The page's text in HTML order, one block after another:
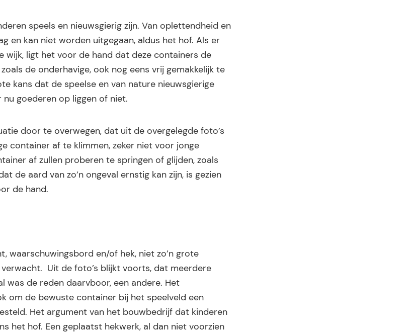
speels en nieuwsgierig zijn. Van oplettendheid en
en kan niet worden uitgegaan, aldus het hof. Als er
ligt het voor de hand dat deze containers de
de onderhavige, ook nog eens vrij gemakkelijk te
kans dat de speelse en van nature nieuwsgierige
goederen op liggen of niet.
door te overwegen, dat uit de overgelegde foto’s
container af te klimmen, zeker niet voor jonge
af zullen proberen te springen of glijden, zoals
de aard van zo’n ongeval ernstig kan zijn, is gezien
de hand.
waarschuwingsbord en/of hek, niet zo’n grote
Uit de foto’s blijkt voorts, dat meerdere
was de reden daarvboor, een andere. Het
om de bewuste container bij het speelveld een
Het argument van het bouwbedrijf dat kinderen
het hof. Een geplaatst hekwerk, al dan niet voorzien